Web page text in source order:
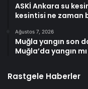
ASKİ Ankara su
kesintisi ne zaman
Ağustos 7, 2026
Muğla yangın son
Muğla’da yangın
Rastgele Haberler